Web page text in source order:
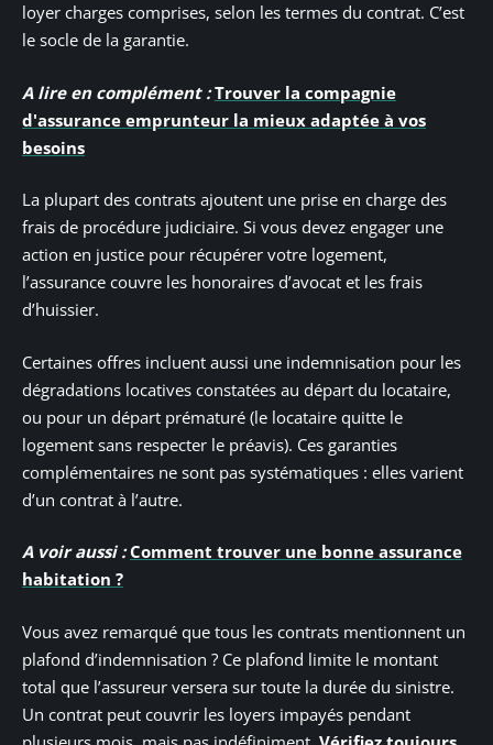
loyer charges comprises, selon les termes du contrat. C’est
le socle de la garantie.
A lire en complément : Trouver la compagnie
d'assurance emprunteur la mieux adaptée à vos
besoins
La plupart des contrats ajoutent une prise en charge des
frais de procédure judiciaire. Si vous devez engager une
action en justice pour récupérer votre logement,
l’assurance couvre les honoraires d’avocat et les frais
d’huissier.
Certaines offres incluent aussi une indemnisation pour les
dégradations locatives constatées au départ du locataire,
ou pour un départ prématuré (le locataire quitte le
logement sans respecter le préavis). Ces garanties
complémentaires ne sont pas systématiques : elles varient
d’un contrat à l’autre.
A voir aussi : Comment trouver une bonne assurance
habitation ?
Vous avez remarqué que tous les contrats mentionnent un
plafond d’indemnisation ? Ce plafond limite le montant
total que l’assureur versera sur toute la durée du sinistre.
Un contrat peut couvrir les loyers impayés pendant